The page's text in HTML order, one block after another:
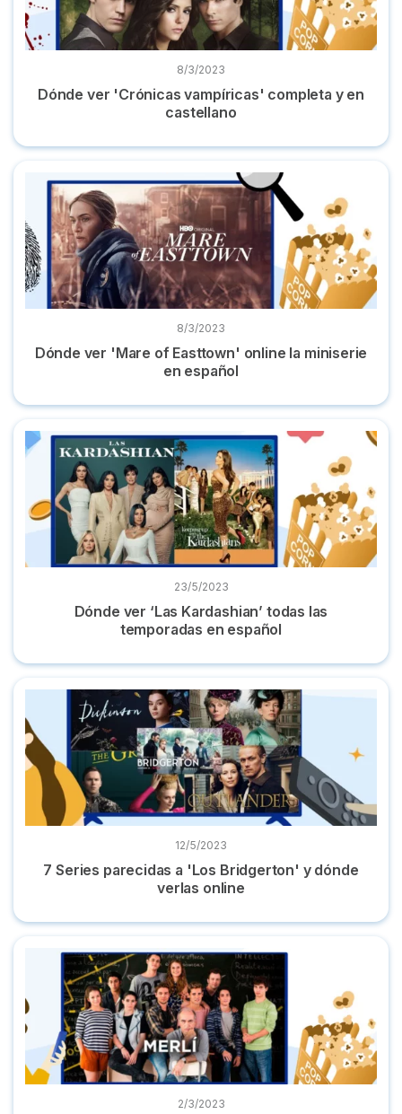
8/3/2023
Dónde ver 'Crónicas vampíricas' completa y en
castellano
Dónde ver 'Mare of Easttown' online la miniserie en español
8/3/2023
Dónde ver 'Mare of Easttown' online la miniserie
en español
Dónde ver ‘Las Kardashian’ todas las temporadas en
23/5/2023
Dónde ver ‘Las Kardashian’ todas las
temporadas en español
7 Series parecidas a 'Los Bridgerton' y dónde verlas online
12/5/2023
7 Series parecidas a 'Los Bridgerton' y dónde
verlas online
Dónde ver 'Merlí' online, la serie completa ¡Y gratis!
2/3/2023